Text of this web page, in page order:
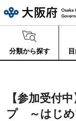
分類から探す
【参加受付
プ ～はじめ